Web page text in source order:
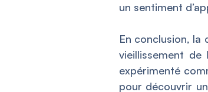
un sentiment
En conclusion,
vieillissement
expérimenté
pour découvrir